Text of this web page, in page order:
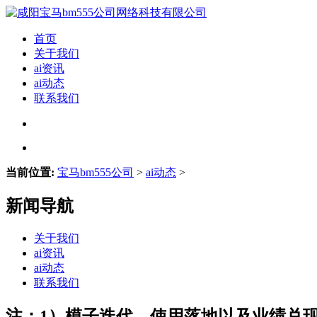
首页
关于我们
ai资讯
ai动态
联系我们
当前位置: 宝马bm555公司 > ai动态 >
新闻导航
关于我们
ai资讯
ai动态
联系我们